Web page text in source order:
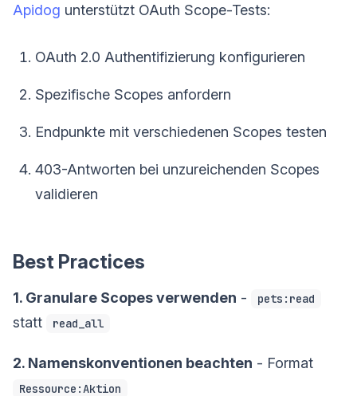
Apidog unterstützt OAuth Scope-Tests:
OAuth 2.0 Authentifizierung konfigurieren
Spezifische Scopes anfordern
Endpunkte mit verschiedenen Scopes testen
403-Antworten bei unzureichenden Scopes
validieren
Best Practices
1. Granulare Scopes verwenden - pets:read
statt read_all
2. Namenskonventionen beachten - Format
Ressource:Aktion